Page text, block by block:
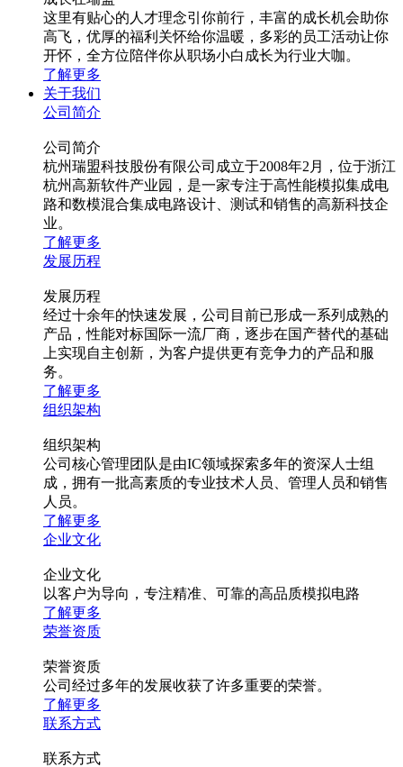
这里有贴心的人才理念引你前行，丰富的成长机会助你
高飞，优厚的福利关怀给你温暖，多彩的员工活动让你
开怀，全方位陪伴你从职场小白成长为行业大咖。
了解更多
关于我们
公司简介
公司简介
杭州瑞盟科技股份有限公司成立于2008年2月，位于浙江
杭州高新软件产业园，是一家专注于高性能模拟集成电
路和数模混合集成电路设计、测试和销售的高新科技企
业。
了解更多
发展历程
发展历程
经过十余年的快速发展，公司目前已形成一系列成熟的
产品，性能对标国际一流厂商，逐步在国产替代的基础
上实现自主创新，为客户提供更有竞争力的产品和服
务。
了解更多
组织架构
组织架构
公司核心管理团队是由IC领域探索多年的资深人士组
成，拥有一批高素质的专业技术人员、管理人员和销售
人员。
了解更多
企业文化
企业文化
以客户为导向，专注精准、可靠的高品质模拟电路
了解更多
荣誉资质
荣誉资质
公司经过多年的发展收获了许多重要的荣誉。
了解更多
联系方式
联系方式